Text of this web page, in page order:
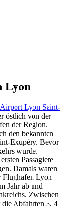
Lyon
Lyon Saint-
östlich von der
der Region.
den bekannten
Exupéry. Bevor
wurde,
Passagiere
Damals waren
Flughafen Lyon
Jahr ab und
Zwischen
die Abfahrten 3, 4